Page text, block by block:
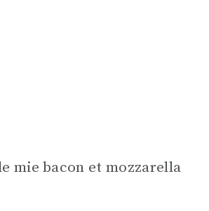
mie bacon et mozzarella